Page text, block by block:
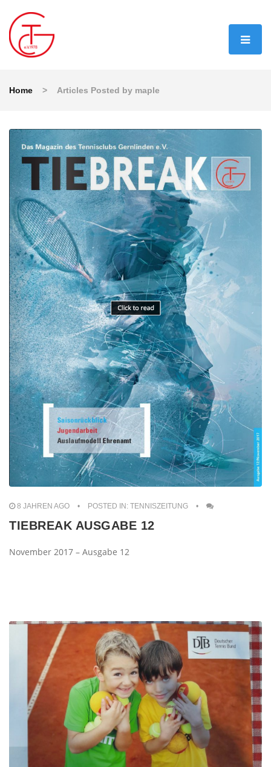
Home > Articles Posted by maple
8 JAHREN AGO POSTED IN: TENNISZEITUNG
TIEBREAK AUSGABE 12
November 2017 – Ausgabe 12